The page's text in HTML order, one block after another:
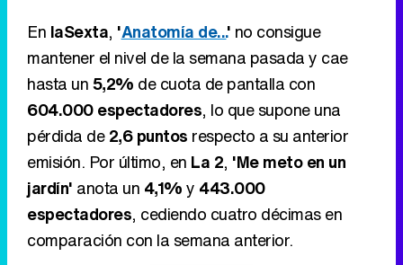
En laSexta, 'Anatomía de...' no consigue
mantener el nivel de la semana pasada y cae
hasta un5,2% de cuota de pantalla con
604.000 espectadores, lo que supone una
pérdida de2,6 puntos respecto a su anterior
emisión. Por último, en La 2, 'Me meto en un
jardín' anota un 4,1%y 443.000
espectadores, cediendo cuatro décimas en
comparación con la semana anterior.